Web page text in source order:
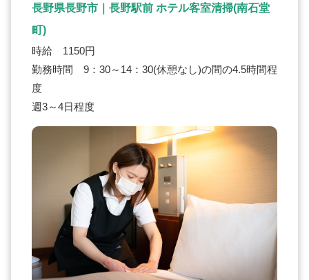
長野県長野市｜長野駅前 ホテル客室清掃(南石堂
町)
時給 1150円
勤務時間 9：30～14：30(休憩なし)の間の4.5時間程
度
週3～4日程度